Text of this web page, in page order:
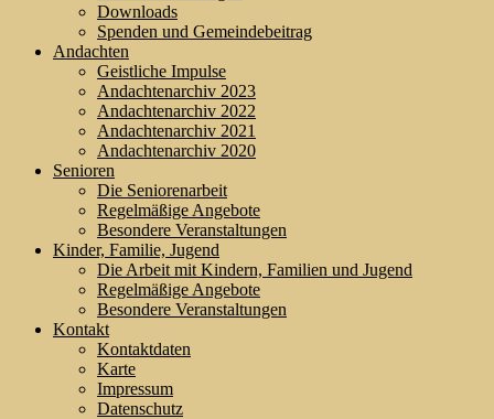
Downloads
Spenden und Gemeindebeitrag
Andachten
Geistliche Impulse
Andachtenarchiv 2023
Andachtenarchiv 2022
Andachtenarchiv 2021
Andachtenarchiv 2020
Senioren
Die Seniorenarbeit
Regelmäßige Angebote
Besondere Veranstaltungen
Kinder, Familie, Jugend
Die Arbeit mit Kindern, Familien und Jugend
Regelmäßige Angebote
Besondere Veranstaltungen
Kontakt
Kontaktdaten
Karte
Impressum
Datenschutz